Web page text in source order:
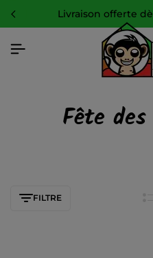
livraison offerte
Fête
FILTRE